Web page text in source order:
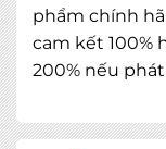
phẩm chính
cam kết 100%
200% nếu